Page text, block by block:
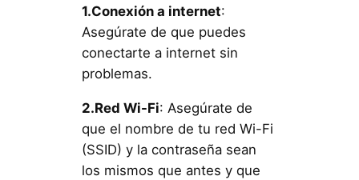
1.Conexión a internet:
Asegúrate de que puedes
conectarte a internet sin
problemas.
2.Red Wi-Fi: Asegúrate de
que el nombre de tu red Wi-Fi
(SSID) y la contraseña sean
los mismos que antes y que